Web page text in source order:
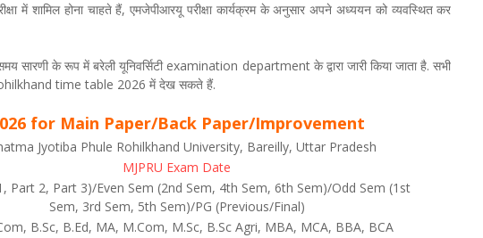
परीक्षा में शामिल होना चाहते हैं, एमजेपीआरयू परीक्षा कार्यक्रम के अनुसार अपने अध्ययन को व्यवस्थित कर
सारणी के रूप में बरेली यूनिवर्सिटी examination department के द्वारा जारी किया जाता है. सभी
time table 2026 में देख सकते हैं.
2026 for Main Paper/Back Paper/Improvement
Jyotiba Phule Rohilkhand University, Bareilly, Uttar Pradesh
MJPRU Exam Date
Part 2, Part 3)/Even Sem (2nd Sem, 4th Sem, 6th Sem)/Odd Sem (1st
Sem, 3rd Sem, 5th Sem)/PG (Previous/Final)
B.Sc, B.Ed, MA, M.Com, M.Sc, B.Sc Agri, MBA, MCA, BBA, BCA